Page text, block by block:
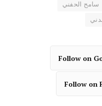
سامح الحفني
Follow on
Follow on